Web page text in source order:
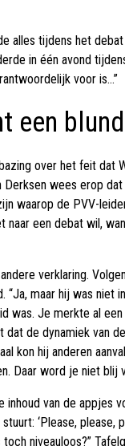
alles tijdens het
in één avond
voor is…”
een
over het feit dat
wees erop dat
waarop de PVV-
naar een debat wil,
verklaring.
“Ja, maar hij was niet
was. Je merkte al een
dat de dynamiek van
kon hij anderen
Daar word je niet blij
inhoud van de appjes
‘Please, please,
toch niveauloos?”